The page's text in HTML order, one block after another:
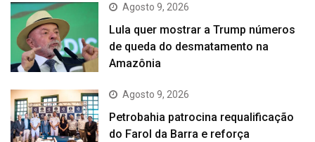
Agosto 9, 2026
Lula quer mostrar a Trump números
de queda do desmatamento na
Amazônia
Agosto 9, 2026
Petrobahia patrocina requalificação
do Farol da Barra e reforça